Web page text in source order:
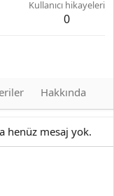
Kullanıcı hikayeleri
0
Hakkında
henüz mesaj yok.